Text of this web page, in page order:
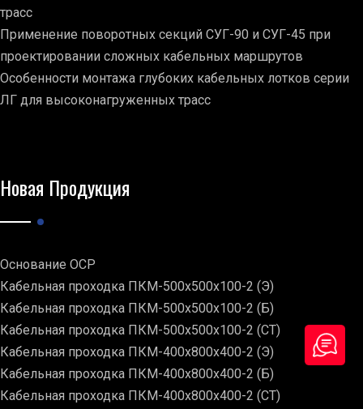
трасс
Применение поворотных секций СУГ-90 и СУГ-45 при
проектировании сложных кабельных маршрутов
Особенности монтажа глубоких кабельных лотков серии
ЛГ для высоконагруженных трасс
Новая Продукция
Основание ОСР
Кабельная проходка ПКМ-500х500х100-2 (Э)
Кабельная проходка ПКМ-500х500х100-2 (Б)
Кабельная проходка ПКМ-500х500х100-2 (СТ)
Кабельная проходка ПКМ-400х800х400-2 (Э)
Кабельная проходка ПКМ-400х800х400-2 (Б)
Кабельная проходка ПКМ-400х800х400-2 (СТ)